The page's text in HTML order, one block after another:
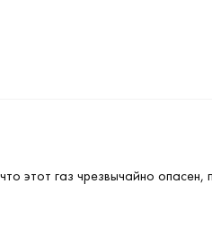
этот газ чрезвычайно опасен,